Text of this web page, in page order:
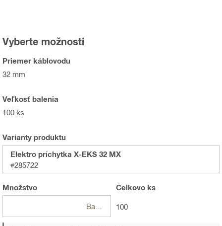
Vyberte možnosti
Priemer káblovodu
32 mm
Veľkosť balenia
100 ks
Varianty produktu
Elektro príchytka X-EKS 32 MX
#285722
Množstvo Celkovo ks
100